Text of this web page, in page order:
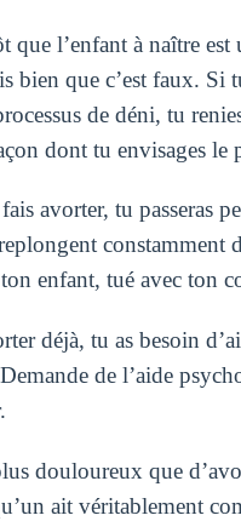
que l’enfant à naître est
que c’est faux. Si
de déni, tu
dont tu envisages le
avorter, tu passeras
constamment
enfant, tué avec ton
déjà, tu as besoin
de l’aide
douloureux que
ait véritablement